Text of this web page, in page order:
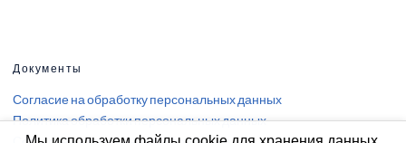
Документы
Согласие на обработку персональных данных
Политика обработки персональных данных